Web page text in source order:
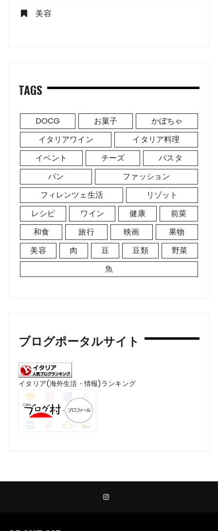
美容
TAGS
DOCG お菓子
かぼちゃ
イタリアワイン
イタリア料理
イベント
チーズ
パスタ
パン
ファッション
フィレンツェ生活
リゾット
レシピ
ワイン 健康
前菜
和食
旅行 映画
果物
美容
肉 豆 豆類
野菜
魚
ブログポータルサイト
イタリア(海外生活・情報)ランキング